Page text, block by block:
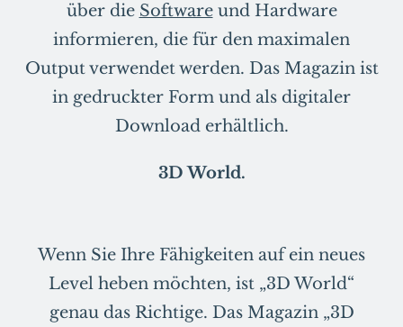
über die Softwareund Hardware
informieren, die für den maximalen
Output verwendet werden. Das Magazin ist
in gedruckter Form und als digitaler
Download erhältlich.
3D World.
Wenn Sie Ihre Fähigkeiten auf ein neues
Level heben möchten, ist „3D World“
genau das Richtige. Das Magazin „3D